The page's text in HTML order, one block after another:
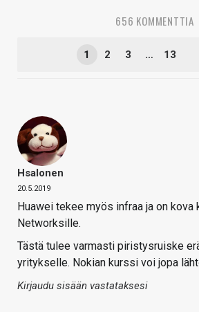
656 KOMMENTTIA
1 2 3 … 13
Hsalonen
20.5.2019
Huawei tekee myös infraa ja on kova
Networksille.
Tästä tulee varmasti piristysruiske
yritykselle. Nokian kurssi voi jopa
Kirjaudu sisään vastataksesi